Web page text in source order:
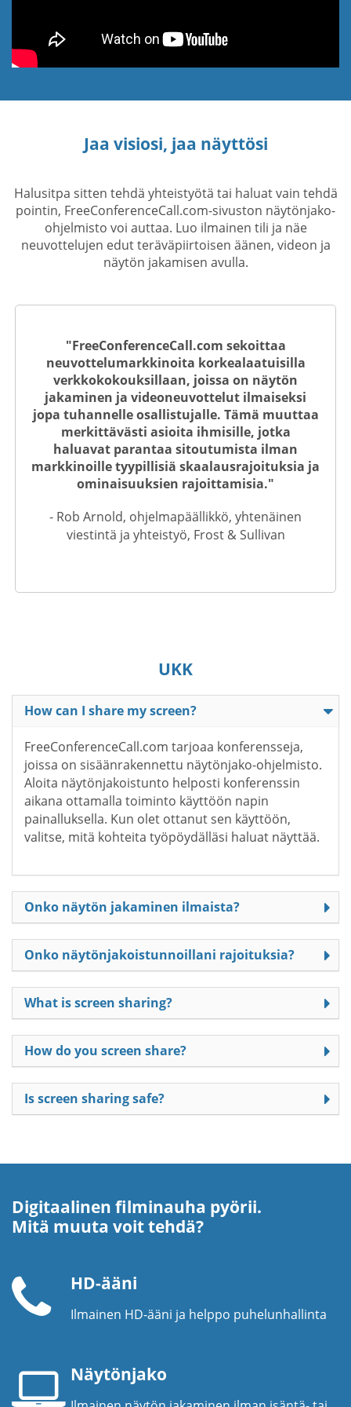
Jaa visiosi, jaa näyttösi
Halusitpa sitten tehdä yhteistyötä tai haluat vain tehdä
pointin, FreeConferenceCall.com-sivuston näytönjako-
ohjelmisto voi auttaa. Luo ilmainen tili ja näe
neuvottelujen edut teräväpiirtoisen äänen, videon ja
näytön jakamisen avulla.
"FreeConferenceCall.com sekoittaa
neuvottelumarkkinoita korkealaatuisilla
verkkokokouksillaan, joissa on näytön
jakaminen ja videoneuvottelut ilmaiseksi
jopa tuhannelle osallistujalle. Tämä muuttaa
merkittävästi asioita ihmisille, jotka
haluavat parantaa sitoutumista ilman
markkinoille tyypillisiä skaalausrajoituksia ja
ominaisuuksien rajoittamisia."
- Rob Arnold, ohjelmapäällikkö, yhtenäinen
viestintä ja yhteistyö, Frost & Sullivan
UKK
How can I share my screen?
FreeConferenceCall.com tarjoaa konferensseja,
joissa on sisäänrakennettu näytönjako-ohjelmisto.
Aloita näytönjakoistunto helposti konferenssin
aikana ottamalla toiminto käyttöön napin
painalluksella. Kun olet ottanut sen käyttöön,
valitse, mitä kohteita työpöydälläsi haluat näyttää.
Onko näytön jakaminen ilmaista?
Onko näytönjakoistunnoillani rajoituksia?
What is screen sharing?
How do you screen share?
Is screen sharing safe?
Digitaalinen filminauha pyörii.
Mitä muuta voit tehdä?
HD-ääni
Ilmainen HD-ääni ja helppo puhelunhallinta
Näytönjako